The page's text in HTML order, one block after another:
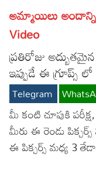
Devotional
Christianity
Hinduism
Hindi
Lyrics in
Lyrics in Hindi
Tamil
Lyrics in
Lyrics in
Kannada
Lyrics in
అమ్మాయిలు అందాన్ని
Video
ప్రతిరోజు
ఇప్పుడే ఈ
Telegram
మీ కంటి చూపుకి
మీరు ఈ రెండు
ఈ పిక్చర్స్ మధ్య 3